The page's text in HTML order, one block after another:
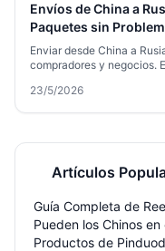
Envíos de China a
Paquetes sin
Enviar desde China a
compradores y negocios.
trámites aduaneros,
23/5/2026
Artículos
Guía Completa de
Pueden los Chinos
Productos de